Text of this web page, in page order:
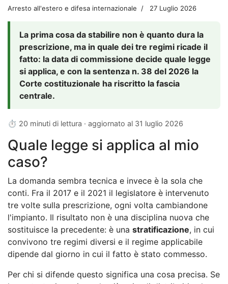
Arresto all'estero e difesa internazionale 27 Luglio 2026
La prima cosa da stabilire non è quanto dura la
prescrizione, ma in quale dei tre regimi ricade il
fatto: la data di commissione decide quale legge
si applica, e con la sentenza n. 38 del 2026 la
Corte costituzionale ha riscritto la fascia
centrale.
⏱ 20 minuti di lettura · aggiornato al 31 luglio 2026
Quale legge si applica al mio
caso?
La domanda sembra tecnica e invece è la sola che
conti. Fra il 2017 e il 2021 il legislatore è intervenuto
tre volte sulla prescrizione, ogni volta cambiandone
l'impianto. Il risultato non è una disciplina nuova che
sostituisce la precedente: è una stratificazione, in cui
convivono tre regimi diversi e il regime applicabile
dipende dal giorno in cui il fatto è stato commesso.
Per chi si difende questo significa una cosa precisa. Se